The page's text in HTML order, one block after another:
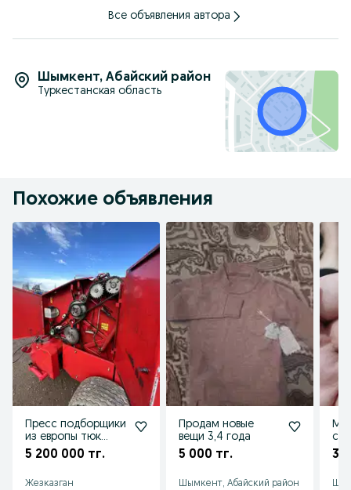
Все объявления автора
Шымкент, Абайский район
Туркестанская область
Похожие объявления
Пресс подборщики
из европы тюк
руллон , ременные
5 200 000 тг.
Жезказган
Продам новые
вещи 3,4 года
5 000 тг.
Шымкент, Абайский район
и
3